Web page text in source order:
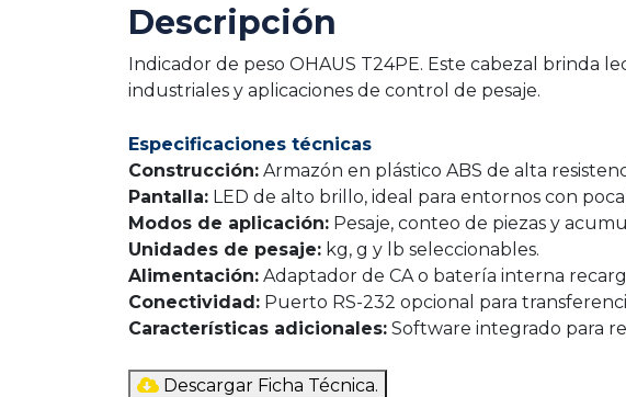
Descripción
Indicador de peso OHAUS T24PE. Este cabezal brinda
industriales y aplicaciones de control de pesaje.
Especificaciones técnicas
Construcción: Armazón en plástico ABS de alta
Pantalla: LED de alto brillo, ideal para entornos con
Modos de aplicación: Pesaje, conteo de piezas y
Unidades de pesaje: kg, g y lb seleccionables.
Alimentación: Adaptador de CA o batería interna
Conectividad: Puerto RS-232 opcional para
Características adicionales: Software integrado para
Descargar Ficha Técnica.